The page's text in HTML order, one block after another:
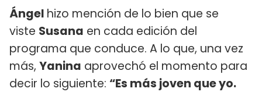
Ángel hizo mención de lo bien que se
viste Susana en cada edición del
programa que conduce. A lo que, una vez
más, Yanina aprovechó el momento para
decir lo siguiente: “Es más joven que yo.